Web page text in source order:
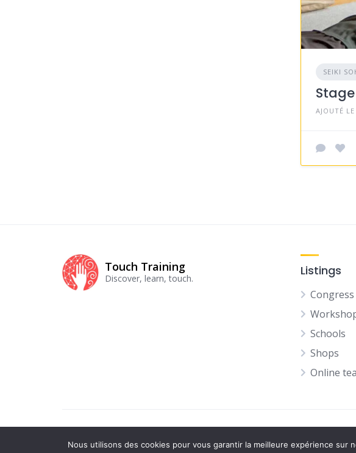
SEIKI
Stage
AJOUTÉ
Touch Training
Discover, learn, touch.
Listings
Congress
Schools
Shops
Online
Nous utilisons des cookies pour vous garantir la meilleure expérience